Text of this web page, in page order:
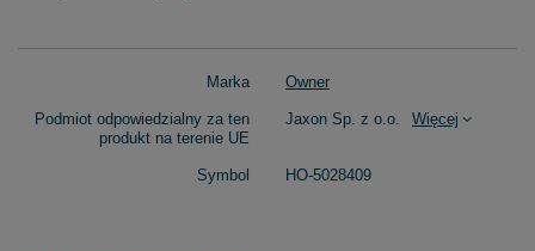
Marka Owner
Podmiot odpowiedzialny za ten
produkt na terenie UE
Jaxon Sp. z o.o. Więcej
Symbol HO-5028409